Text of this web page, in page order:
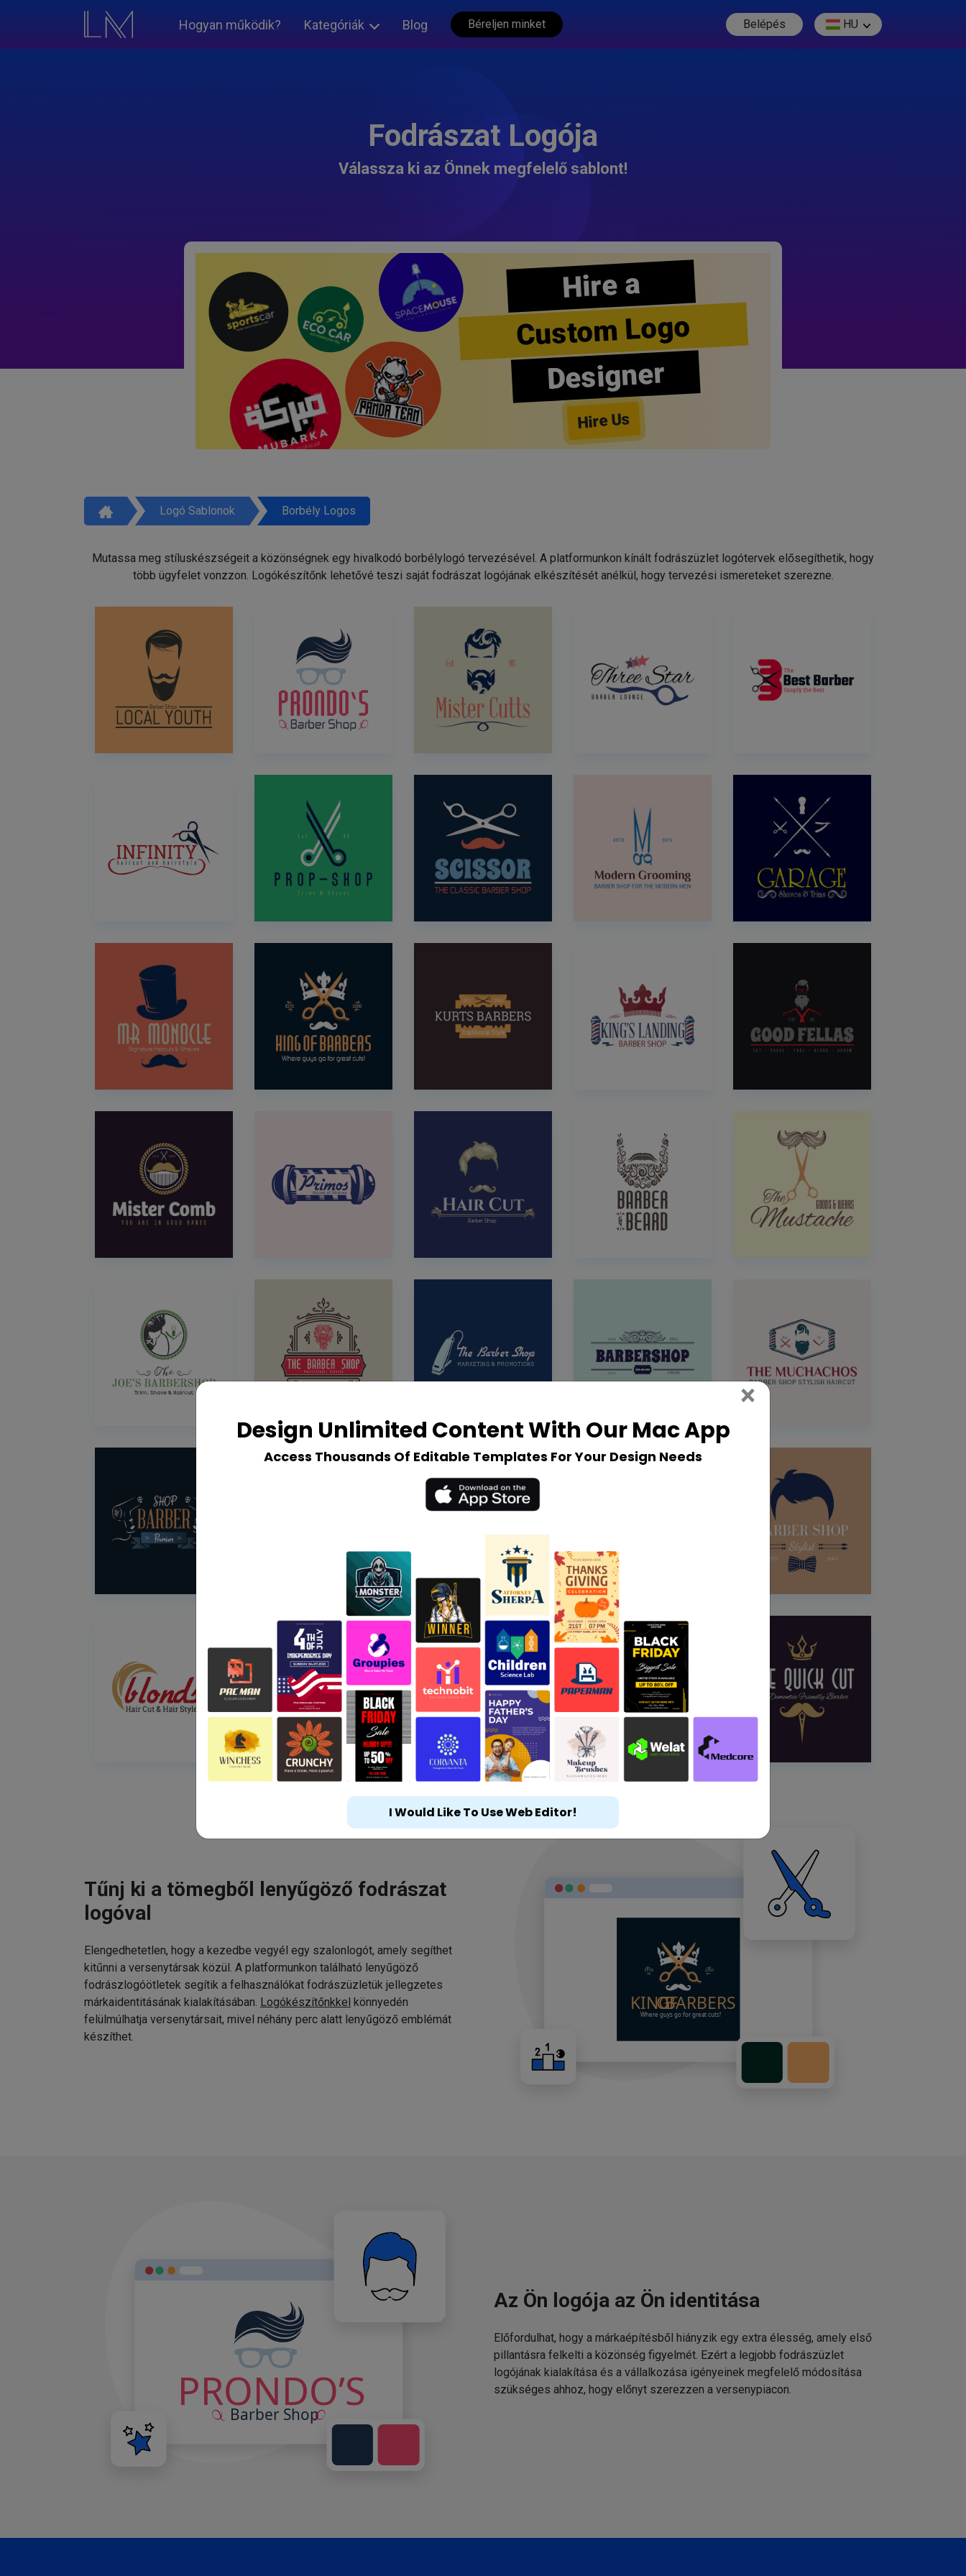
Hogyan működik? Kategóriák Blog Béreljen minket Belépés HU
Fodrászat Logója
Válassza ki az Önnek megfelelő sablont!
Hire a
Custom Logo
Designer
Hire Us
Logó Sablonok Borbély Logos
Mutassa meg stíluskészségeit a közönségnek egy hivalkodó borbélylogó tervezésével. A platformunkon kínált fodrászüzlet logótervek elősegíthetik, hogy
több ügyfelet vonzzon. Logókészítőnk lehetővé teszi saját fodrászat logójának elkészítését anélkül, hogy tervezési ismereteket szerezne.
Tűnj ki a tömegből lenyűgöző fodrászat
logóval
Elengedhetetlen, hogy a kezedbe vegyél egy szalonlogót, amely segíthet
kitűnni a versenytársak közül. A platformunkon található lenyűgöző
fodrászlogóötletek segítik a felhasználókat fodrászüzletük jellegzetes
márkaidentitásának kialakításában. Logókészítőnkkel könnyedén
felülmúlhatja versenytársait, mivel néhány perc alatt lenyűgöző emblémát
készíthet.
Az Ön logója az Ön identitása
Előfordulhat, hogy a márkaépítésből hiányzik egy extra élesség, amely első
pillantásra felkelti a közönség figyelmét. Ezért a legjobb fodrászüzlet
logójának kialakítása és a vállalkozása igényeinek megfelelő módosítása
szükséges ahhoz, hogy előnyt szerezzen a versenypiacon.
Design Unlimited Content With Our Mac App
Access Thousands Of Editable Templates For Your Design Needs
× Close
I Would Like To Use Web Editor!